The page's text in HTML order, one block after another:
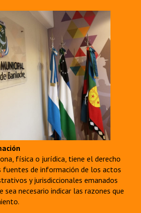
física o jurídica, tiene el derecho
fuentes de información de los actos
y jurisdiccionales emanados
sea necesario indicar las razones que